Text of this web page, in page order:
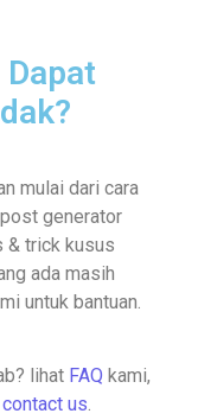
Dapat
mulai dari cara
generator
& trick kusus
ada masih
untuk bantuan.
lihat FAQ kami,
contact us.